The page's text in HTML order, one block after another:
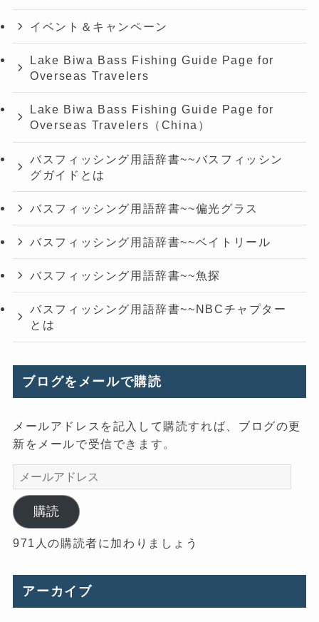
イベント＆キャンペーン
Lake Biwa Bass Fishing Guide Page for
Overseas Travelers
Lake Biwa Bass Fishing Guide Page for
Overseas Travelers（China）
バスフィッシング用語辞書~~バスフィッシン
グガイドとは
バスフィッシング用語辞書~~偏光グラス
バスフィッシング用語辞書~~ベイトリール
バスフィッシング用語辞書~~魚探
バスフィッシング用語辞書~~NBCチャプター
とは
ブログをメールで購読
メールアドレスを記入して購読すれば、ブログの更
新をメールで受信できます。
ー
ル
ア
ド
ス
購読
971人の購読者に加わりましょう
アーカイブ